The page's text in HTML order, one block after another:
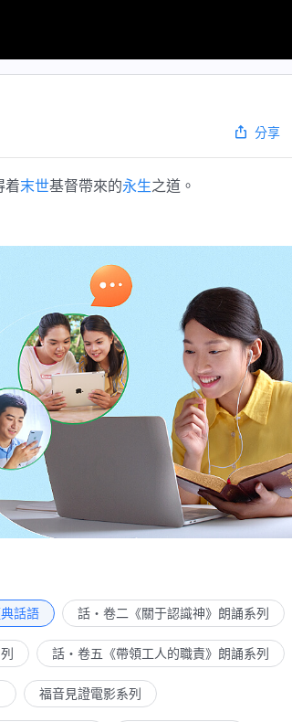
分享
着末世基督帶來的永生之道。
話語 話・卷二《關于認識神》朗誦系列
話・卷五《帶領工人的職責》朗誦系列
福音見證電影系列